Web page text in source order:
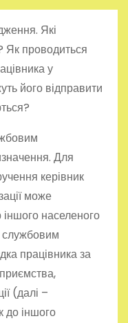
Які
Як проводиться
у
його відправити
Для
керівник
може
населеного
службовим
працівника за
(далі –
до іншого